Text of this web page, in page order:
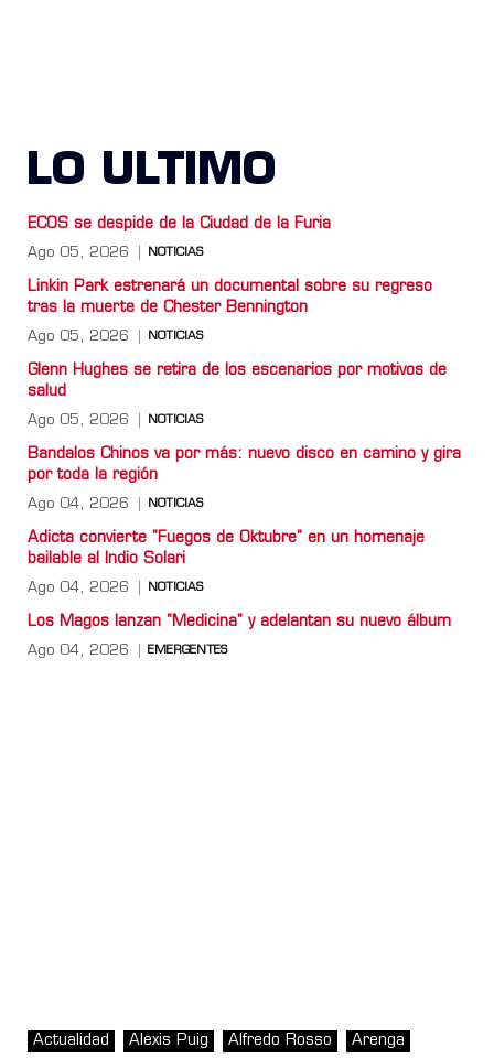
LO ULTIMO
ECOS se despide de la Ciudad de la Furia
Ago 05, 2026 NOTICIAS
Linkin Park estrenará un documental sobre su regreso
tras la muerte de Chester Bennington
Ago 05, 2026 NOTICIAS
Glenn Hughes se retira de los escenarios por motivos de
salud
Ago 05, 2026 NOTICIAS
Bandalos Chinos va por más: nuevo disco en camino y gira
por toda la región
Ago 04, 2026 NOTICIAS
Adicta convierte "Fuegos de Oktubre" en un homenaje
bailable al Indio Solari
Ago 04, 2026 NOTICIAS
Los Magos lanzan "Medicina" y adelantan su nuevo álbum
Ago 04, 2026 EMERGENTES
Actualidad Alexis Puig Alfredo Rosso Arenga